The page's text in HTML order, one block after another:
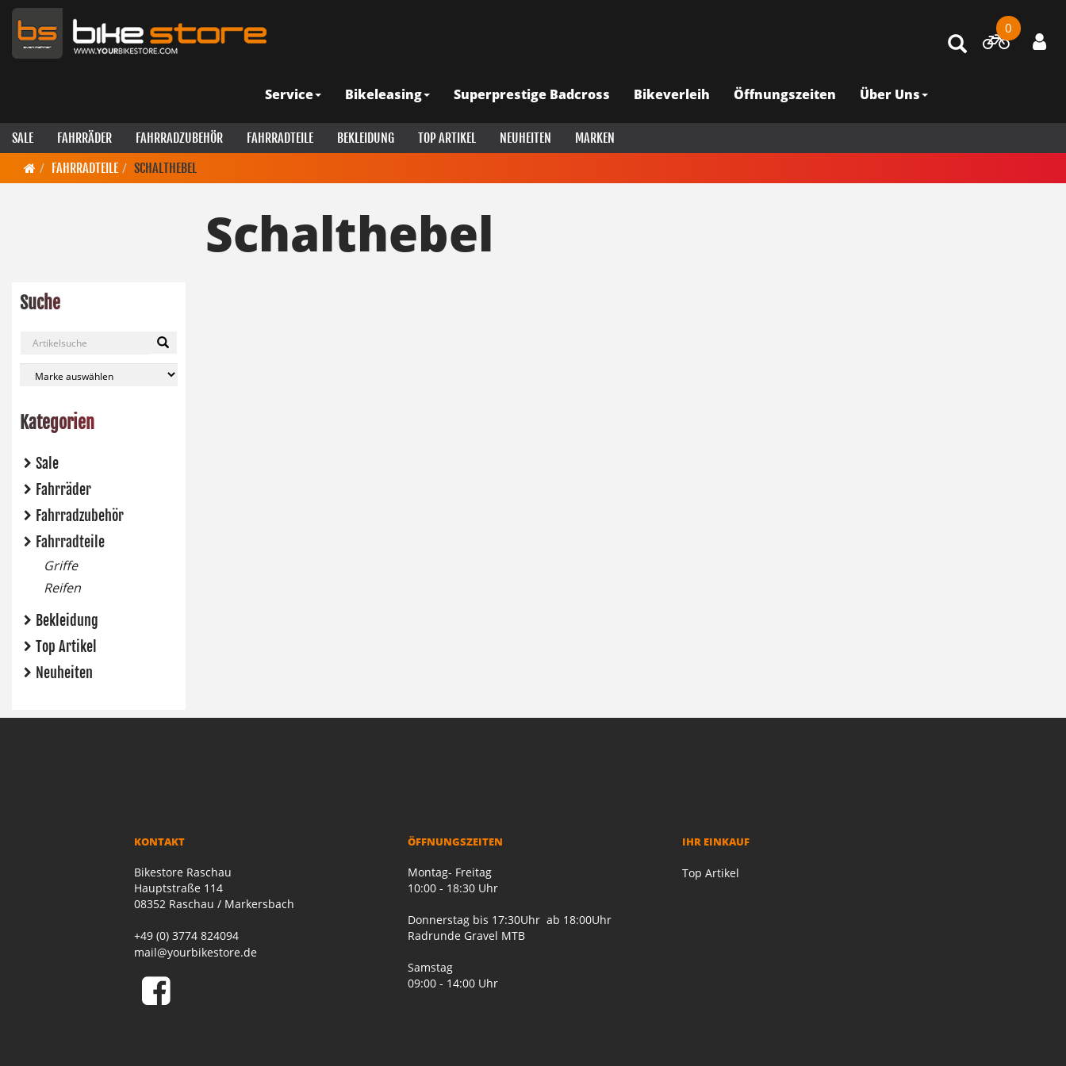
0
Service Bikeleasing Superprestige Badcross Bikeverleih Öffnungszeiten Über Uns
SALE FAHRRÄDER FAHRRADZUBEHÖR FAHRRADTEILE BEKLEIDUNG TOP ARTIKEL NEUHEITEN
MARKEN
FAHRRADTEILE
SCHALTHEBEL
Suche
Kategorien
Sale
Fahrräder
Fahrradzubehör
Fahrradteile
Griffe
Reifen
Bekleidung
Top Artikel
Neuheiten
Schalthebel
KONTAKT
Bikestore Raschau
Hauptstraße 114
08352 Raschau / Markersbach
+49 (0) 3774 824094
mail@yourbikestore.de
ÖFFNUNGSZEITEN
Montag- Freitag
10:00 - 18:30 Uhr
Donnerstag bis 17:30Uhr ab 18:00Uhr
Radrunde Gravel MTB
Samstag
09:00 - 14:00 Uhr
IHR EINKAUF
Top Artikel